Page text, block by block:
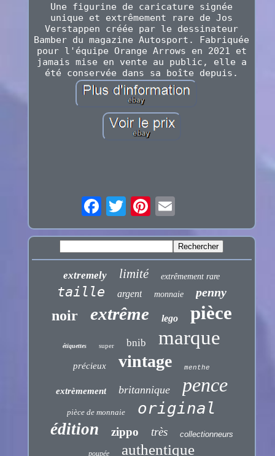
Une figurine de caricature signée
unique et extrêmement rare de Jos
Verstappen créée par le dessinateur
Bamber du magazine Autosport. Fabriquée
pour l'équipe Orange Arrows en 2021 et
jamais mise en vente au public, elle a
été conservée dans sa boîte depuis.
extremely limité extrêmement rare
taille argent monnaie penny
noir extrême lego pièce
étiquettes super bnib marque
précieux vintage menthe
extrèmement britannique pence
pièce de monnaie
original
édition
zippo très collectionneurs
poupée authentique